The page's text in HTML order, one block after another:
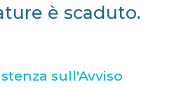
è scaduto.
sull'Avviso